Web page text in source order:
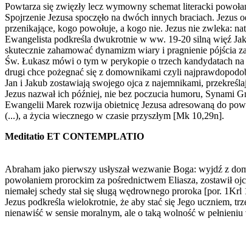
Powtarza się zwięzły lecz wymowny schemat literacki
Spojrzenie Jezusa spoczęło na dwóch innych braciach.
przenikające, kogo powołuje, a kogo nie. Jezus nie zwleka:
Ewangelista podkreśla dwukrotnie w ww. 19-20 silną więź
skutecznie zahamować dynamizm wiary i pragnienie pójścia
Św. Łukasz mówi o tym w perykopie o trzech kandydatach
drugi chce pożegnać się z domownikami czyli
Jan i Jakub zostawiają swojego ojca z najemnikami,
Jezus nazwał ich później, nie bez poczucia humoru, Synami
Ewangelii Marek rozwija obietnicę Jezusa adresowaną do
(...), a życia wiecznego w czasie przyszłym [Mk 10,29n].
Meditatio ET CONTEMPLATIO
Abraham jako pierwszy usłyszał wezwanie Boga: wyjdź z
powołaniem prorockim za pośrednictwem Eliasza, zostawił
niemałej schedy stał się sługą wędrownego proroka [por. 1Krl
Jezus podkreśla wielokrotnie, że aby stać się Jego uczniem,
nienawiść w sensie moralnym, ale o taką wolność w